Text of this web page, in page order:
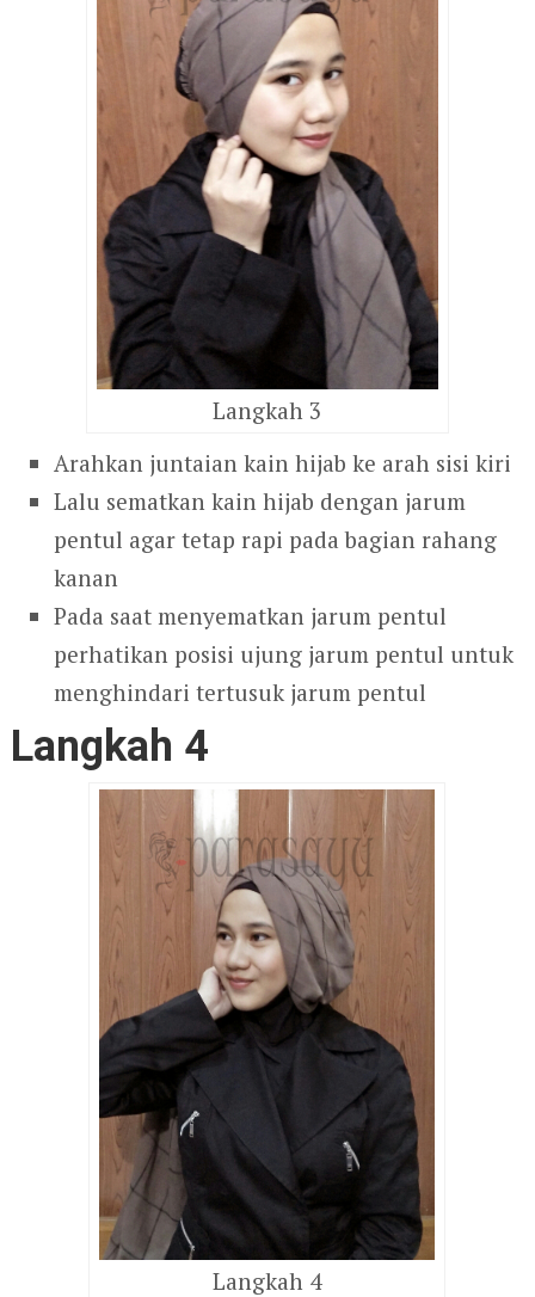
Langkah 3
Arahkan juntaian kain hijab ke arah sisi kiri
Lalu sematkan kain hijab dengan jarum
pentul agar tetap rapi pada bagian rahang
kanan
Pada saat menyematkan jarum pentul
perhatikan posisi ujung jarum pentul untuk
menghindari tertusuk jarum pentul
Langkah 4
Langkah 4